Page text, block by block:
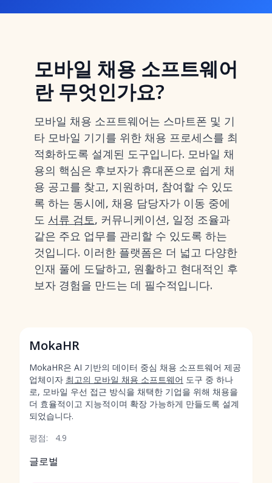
모바일 채용 소프트웨어
란 무엇인가요?
모바일 채용 소프트웨어는 스마트폰 및 기
타 모바일 기기를 위한 채용 프로세스를 최
적화하도록 설계된 도구입니다. 모바일 채
용의 핵심은 후보자가 휴대폰으로 쉽게 채
용 공고를 찾고, 지원하며, 참여할 수 있도
록 하는 동시에, 채용 담당자가 이동 중에
도 서류 검토, 커뮤니케이션, 일정 조율과
같은 주요 업무를 관리할 수 있도록 하는
것입니다. 이러한 플랫폼은 더 넓고 다양한
인재 풀에 도달하고, 원활하고 현대적인 후
보자 경험을 만드는 데 필수적입니다.
MokaHR
MokaHR은 AI 기반의 데이터 중심 채용 소프트웨어 제공
업체이자 최고의 모바일 채용 소프트웨어 도구 중 하나
로, 모바일 우선 접근 방식을 채택한 기업을 위해 채용을
더 효율적이고 지능적이며 확장 가능하게 만들도록 설계
되었습니다.
평점:
4.9
글로벌